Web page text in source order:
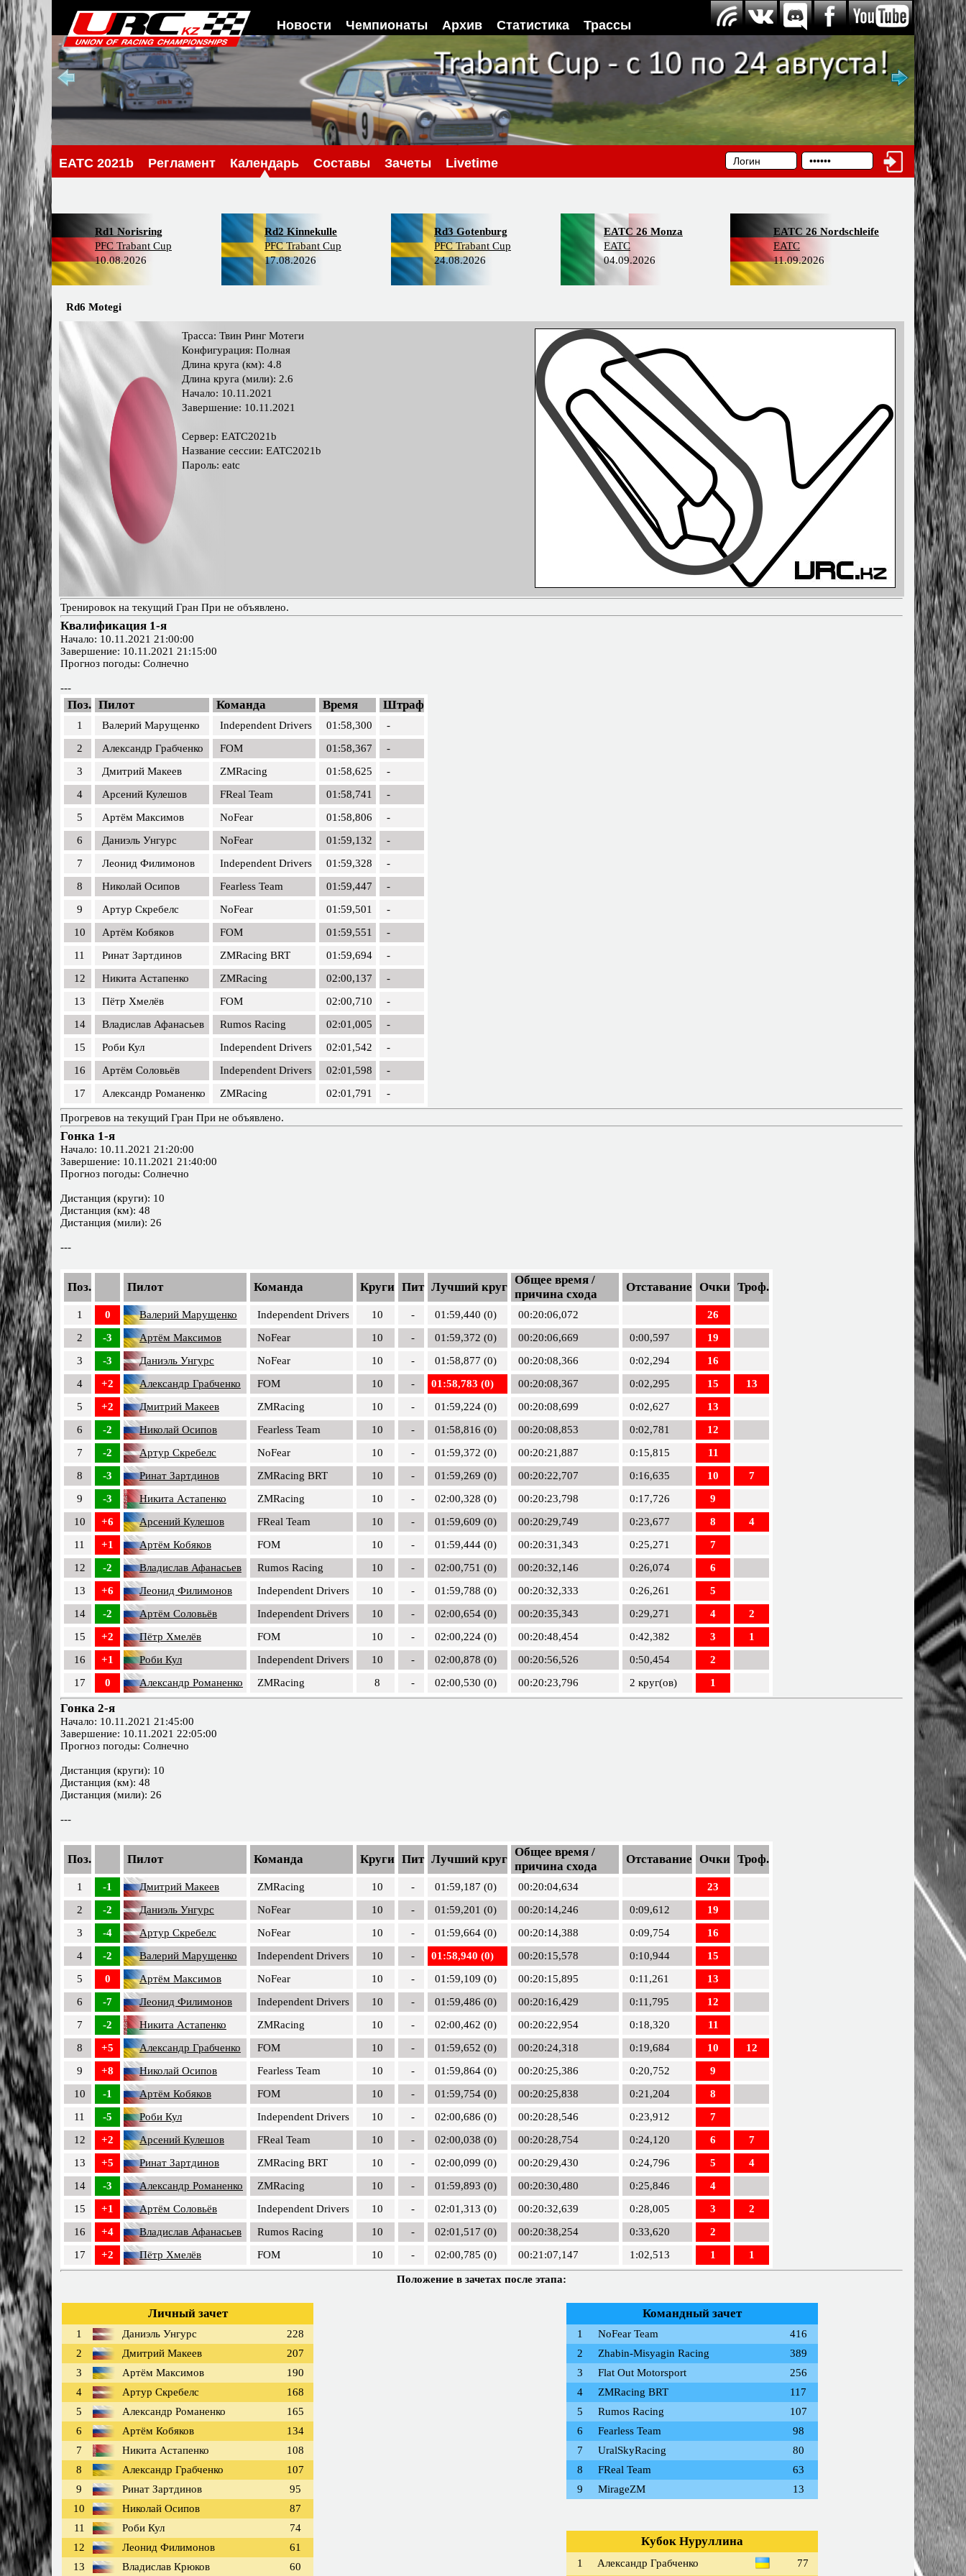
Новости Чемпионаты Архив Статистика Трассы
EATC 2021b Регламент Календарь Составы Зачеты Livetime
Rd1 Norisring
PFC Trabant Cup
10.08.2026
Rd2 Kinnekulle
PFC Trabant Cup
17.08.2026
Rd3 Gotenburg
PFC Trabant Cup
24.08.2026
EATC 26 Monza
EATC
04.09.2026
EATC 26 Nordschleife
EATC
11.09.2026
Rd6 Motegi
Трасса: Твин Ринг Мотеги
Конфигурация: Полная
Длина круга (км): 4.8
Длина круга (мили): 2.6
Начало: 10.11.2021
Завершение: 10.11.2021
Сервер: EATC2021b
Название сессии: EATC2021b
Пароль: eatc
Тренировок на текущий Гран При не объявлено.
Квалификация 1-я
Начало: 10.11.2021 21:00:00
Завершение: 10.11.2021 21:15:00
Прогноз погоды: Солнечно
---
Поз. Пилот Команда Время Штраф
1 Валерий Марущенко Independent Drivers 01:58,300
-
2
Александр Грабченко FOM 01:58,367
-
3
Дмитрий Макеев ZMRacing 01:58,625
-
4
Арсений Кулешов FReal Team 01:58,741
-
5
Артём Максимов NoFear 01:58,806
-
6
Даниэль Унгурс NoFear 01:59,132
-
7
Леонид Филимонов Independent Drivers 01:59,328
-
8
Николай Осипов Fearless Team 01:59,447
-
9
Артур Скребелс NoFear 01:59,501
-
10
Артём Кобяков FOM 01:59,551
-
11
Ринат Зартдинов ZMRacing BRT 01:59,694
-
12
Никита Астапенко ZMRacing 02:00,137
-
13
Пётр Хмелёв FOM 02:00,710
-
14
Владислав Афанасьев Rumos Racing 02:01,005
-
15
Роби Кул Independent Drivers 02:01,542
-
16
Артём Соловьёв Independent Drivers 02:01,598
-
17
Александр Романенко ZMRacing 02:01,791 -
Прогревов на текущий Гран При не объявлено.
Гонка 1-я
Начало: 10.11.2021 21:20:00
Завершение: 10.11.2021 21:40:00
Прогноз погоды: Солнечно
Дистанция (круги): 10
Дистанция (км): 48
Дистанция (мили): 26
---
Поз. Пилот Команда Круги Пит Лучший круг
Общее время /
причина схода
Отставание Очки Троф.
1 0 Валерий Марущенко Independent Drivers 10 - 01:59,440 (0) 00:20:06,072
26
2
-3 Артём Максимов NoFear 10 - 01:59,372 (0) 00:20:06,669 0:00,597
19
3
-3 Даниэль Унгурс NoFear 10 - 01:58,877 (0) 00:20:08,366 0:02,294
16
4
+2 Александр Грабченко FOM 10 - 01:58,783 (0) 00:20:08,367 0:02,295 15
13
5
+2 Дмитрий Макеев ZMRacing 10 - 01:59,224 (0) 00:20:08,699 0:02,627
13
6
-2 Николай Осипов Fearless Team 10 - 01:58,816 (0) 00:20:08,853 0:02,781
12
7
-2 Артур Скребелс NoFear 10 - 01:59,372 (0) 00:20:21,887 0:15,815
11
8
-3 Ринат Зартдинов ZMRacing BRT 10 - 01:59,269 (0) 00:20:22,707 0:16,635 10
7
9
-3 Никита Астапенко ZMRacing 10 - 02:00,328 (0) 00:20:23,798 0:17,726
9
10
+6 Арсений Кулешов FReal Team 10 - 01:59,609 (0) 00:20:29,749 0:23,677 8
4
11
+1 Артём Кобяков FOM 10 - 01:59,444 (0) 00:20:31,343 0:25,271
7
12
-2 Владислав Афанасьев Rumos Racing 10 - 02:00,751 (0) 00:20:32,146 0:26,074
6
13
+6 Леонид Филимонов Independent Drivers 10 - 01:59,788 (0) 00:20:32,333 0:26,261
5
14
-2 Артём Соловьёв Independent Drivers 10 - 02:00,654 (0) 00:20:35,343 0:29,271 4
2
15
+2 Пётр Хмелёв FOM 10 - 02:00,224 (0) 00:20:48,454 0:42,382 3
1
16
+1 Роби Кул Independent Drivers 10 - 02:00,878 (0) 00:20:56,526 0:50,454
2
17
0 Александр Романенко ZMRacing 8 - 02:00,530 (0) 00:20:23,796 2 круг(ов) 1
Гонка 2-я
Начало: 10.11.2021 21:45:00
Завершение: 10.11.2021 22:05:00
Прогноз погоды: Солнечно
Дистанция (круги): 10
Дистанция (км): 48
Дистанция (мили): 26
---
Поз. Пилот Команда Круги Пит Лучший круг
Общее время /
причина схода
Отставание Очки Троф.
1 -1 Дмитрий Макеев ZMRacing 10 - 01:59,187 (0) 00:20:04,634
23
2
-2 Даниэль Унгурс NoFear 10 - 01:59,201 (0) 00:20:14,246 0:09,612
19
3
-4 Артур Скребелс NoFear 10 - 01:59,664 (0) 00:20:14,388 0:09,754
16
4
-2 Валерий Марущенко Independent Drivers 10 - 01:58,940 (0) 00:20:15,578 0:10,944
15
5
0 Артём Максимов NoFear 10 - 01:59,109 (0) 00:20:15,895 0:11,261
13
6
-7 Леонид Филимонов Independent Drivers 10 - 01:59,486 (0) 00:20:16,429 0:11,795
12
7
-2 Никита Астапенко ZMRacing 10 - 02:00,462 (0) 00:20:22,954 0:18,320
11
8
+5 Александр Грабченко FOM 10 - 01:59,652 (0) 00:20:24,318 0:19,684 10
12
9
+8 Николай Осипов Fearless Team 10 - 01:59,864 (0) 00:20:25,386 0:20,752
9
10
-1 Артём Кобяков FOM 10 - 01:59,754 (0) 00:20:25,838 0:21,204
8
11
-5 Роби Кул Independent Drivers 10 - 02:00,686 (0) 00:20:28,546 0:23,912
7
12
+2 Арсений Кулешов FReal Team 10 - 02:00,038 (0) 00:20:28,754 0:24,120 6
7
13
+5 Ринат Зартдинов ZMRacing BRT 10 - 02:00,099 (0) 00:20:29,430 0:24,796 5
4
14
-3 Александр Романенко ZMRacing 10 - 01:59,893 (0) 00:20:30,480 0:25,846
4
15
+1 Артём Соловьёв Independent Drivers 10 - 02:01,313 (0) 00:20:32,639 0:28,005 3
2
16
+4 Владислав Афанасьев Rumos Racing 10 - 02:01,517 (0) 00:20:38,254 0:33,620
2
17
+2 Пётр Хмелёв FOM 10 - 02:00,785 (0) 00:21:07,147 1:02,513 1 1
Положение в зачетах после этапа:
Личный зачет
1 Даниэль Унгурс
228
2
Дмитрий Макеев
207
3
Артём Максимов
190
4
Артур Скребелс
168
5
Александр Романенко
165
6
Артём Кобяков
134
7
Никита Астапенко
108
8
Александр Грабченко
107
9
Ринат Зартдинов
95
10
Николай Осипов
87
11
Роби Кул
74
12
Леонид Филимонов
61
13
Владислав Крюков 60
Командный зачет
1 NoFear Team
416
2
Zhabin-Misyagin Racing
389
3
Flat Out Motorsport
256
4
ZMRacing BRT
117
5
Rumos Racing
107
6
Fearless Team
98
7
UralSkyRacing
80
8
FReal Team
63
9
MirageZM 13
Кубок Нуруллина
1 Александр Грабченко 77